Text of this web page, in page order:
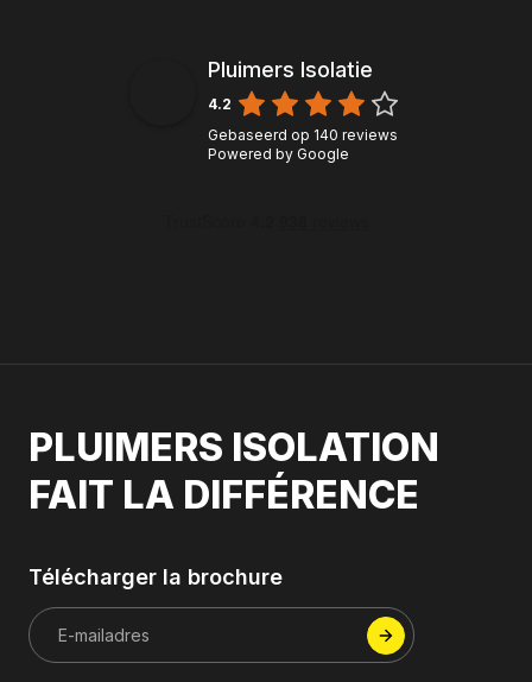
Pluimers Isolatie
4.2
Gebaseerd op 140 reviews
Powered by Google
PLUIMERS ISOLATION
FAIT LA DIFFÉRENCE
Télécharger la brochure